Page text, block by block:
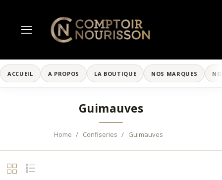
ACCUEIL A PROPOS LA BOUTIQUE NOS MARQUES
Guimauves
Home Confiseries Guimauves